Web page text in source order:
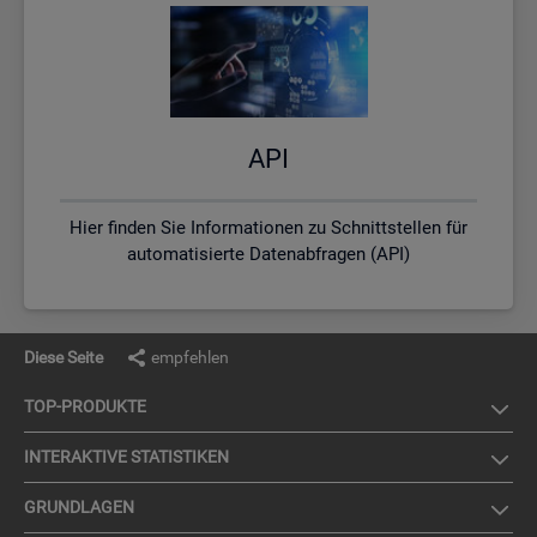
API
Hier finden Sie Informationen zu Schnittstellen für
automatisierte Datenabfragen (API)
Diese Seite empfehlen
TOP-PRO­DUK­TE
IN­TER­AK­TI­VE STA­TIS­TI­KEN
GRUND­LA­GEN